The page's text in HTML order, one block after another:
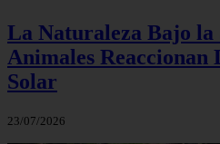
La Naturaleza Bajo la
Animales Reaccionan
Solar
23/07/2026